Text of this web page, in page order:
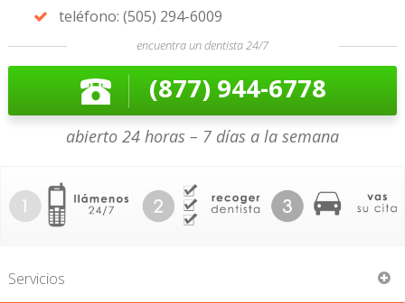
teléfono: (505) 294-6009
encuentra un dentista 24/7
(877) 944-6778
abierto 24 horas – 7 días a la semana
Servicios